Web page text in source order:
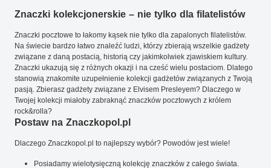
Znaczki kolekcjonerskie – nie tylko dla filatelistów
Znaczki pocztowe to łakomy kąsek nie tylko dla zapalonych filatelistów.
Na świecie bardzo łatwo znaleźć ludzi, którzy zbierają wszelkie gadżety
związane z daną postacią, historią czy jakimkolwiek zjawiskiem kultury.
Znaczki ukazują się z różnych okazji i na cześć wielu postaciom. Dlatego
stanowią znakomite uzupełnienie kolekcji gadżetów związanych z Twoją
pasją. Zbierasz gadżety związane z Elvisem Presleyem? Dlaczego w
Twojej kolekcji miałoby zabraknąć znaczków pocztowych z królem
rock&rolla?
Postaw na Znaczkopol.pl
Dlaczego Znaczkopol.pl to najlepszy wybór? Powodów jest wiele!
Posiadamy wielotysięczną kolekcję znaczków z całego świata.